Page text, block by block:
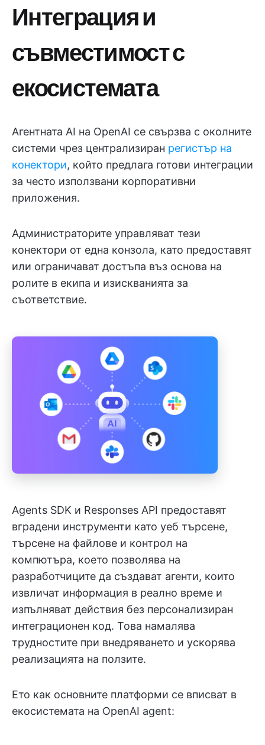
Интеграция и
съвместимост с
екосистемата
Агентната AI на OpenAI се свързва с околните
системи чрез централизиран регистър на
конектори, който предлага готови интеграции
за често използвани корпоративни
приложения.
Администраторите управляват тези
конектори от една конзола, като предоставят
или ограничават достъпа въз основа на
ролите в екипа и изискванията за
съответствие.
Agents SDK и Responses API предоставят
вградени инструменти като уеб търсене,
търсене на файлове и контрол на
компютъра, което позволява на
разработчиците да създават агенти, които
извличат информация в реално време и
изпълняват действия без персонализиран
интеграционен код. Това намалява
трудностите при внедряването и ускорява
реализацията на ползите.
Ето как основните платформи се вписват в
екосистемата на OpenAI agent: